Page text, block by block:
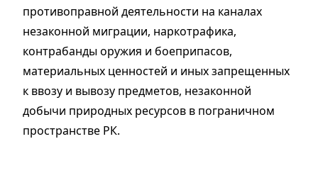
противоправной деятельности на каналах
незаконной миграции, наркотрафика,
контрабанды оружия и боеприпасов,
материальных ценностей и иных запрещенных
к ввозу и вывозу предметов, незаконной
добычи природных ресурсов в пограничном
пространстве РК.